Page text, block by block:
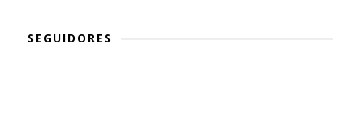
SEGUIDORES